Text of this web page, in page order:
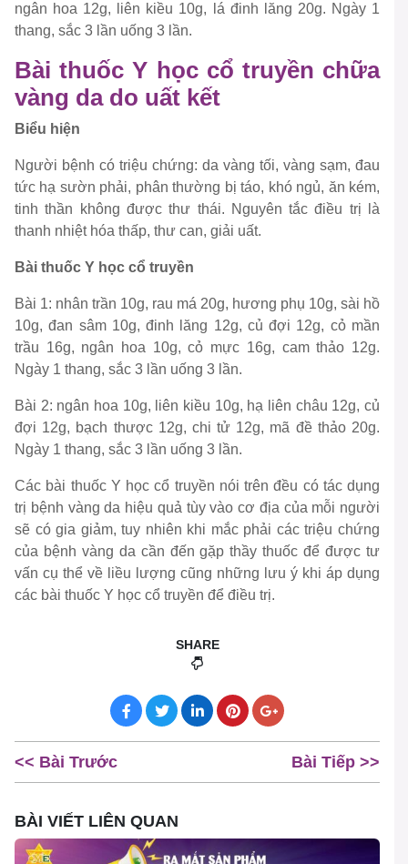
ngân hoa 12g, liên kiều 10g, lá đinh lăng 20g. Ngày 1
thang, sắc 3 lần uống 3 lần.
Bài thuốc Y học cổ truyền chữa
vàng da do uất kết
Biểu hiện
Người bệnh có triệu chứng: da vàng tối, vàng sạm, đau
tức hạ sườn phải, phân thường bị táo, khó ngủ, ăn kém,
tinh thần không được thư thái. Nguyên tắc điều trị là
thanh nhiệt hóa thấp, thư can, giải uất.
Bài thuốc Y học cổ truyền
Bài 1: nhân trần 10g, rau má 20g, hương phụ 10g, sài hồ
10g, đan sâm 10g, đinh lăng 12g, củ đợi 12g, cỏ mần
trầu 16g, ngân hoa 10g, cỏ mực 16g, cam thảo 12g.
Ngày 1 thang, sắc 3 lần uống 3 lần.
Bài 2: ngân hoa 10g, liên kiều 10g, hạ liên châu 12g, củ
đợi 12g, bạch thược 12g, chi tử 12g, mã đề thảo 20g.
Ngày 1 thang, sắc 3 lần uống 3 lần.
Các bài thuốc Y học cổ truyền nói trên đều có tác dụng
trị bệnh vàng da hiệu quả tùy vào cơ địa của mỗi người
sẽ có gia giảm, tuy nhiên khi mắc phải các triệu chứng
của bệnh vàng da cần đến gặp thầy thuốc để được tư
vấn cụ thể về liều lượng cũng những lưu ý khi áp dụng
các bài thuốc Y học cổ truyền để điều trị.
SHARE
<< Bài Trước Bài Tiếp >>
BÀI VIẾT LIÊN QUAN